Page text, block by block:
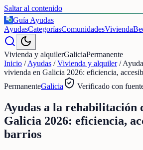
Saltar al contenido
€
Guía Ayudas
AyudasCategoríasComunidadesVivienda
Vivienda y alquilerGaliciaPermanente
Inicio /Ayudas /Vivienda y alquiler/
vivienda en Galicia 2026: eficiencia,
PermanenteGalicia Verificado con
Ayudas a la rehabilitación
Galicia 2026: eficiencia,
barrios